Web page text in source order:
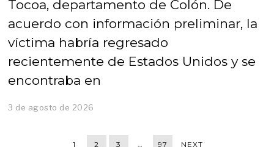
Tocoa, departamento de Colón. De
acuerdo con información preliminar, la
víctima habría regresado
recientemente de Estados Unidos y se
encontraba en
3 de agosto de 2026
1 2 3 97 NEXT